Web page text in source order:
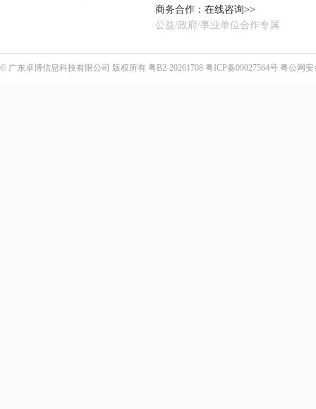
商务合作： 在线咨询>>
公益/政府/事业单位合作专属
© 广东卓博信息科技有限公司 版权所有 粤B2-20261708 粤ICP备09027564号 粤公网安